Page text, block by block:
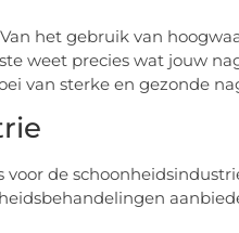
het gebruik van
weet precies wat jouw
van sterke en gezonde
de